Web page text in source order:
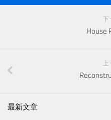
下
House
上
最新文章